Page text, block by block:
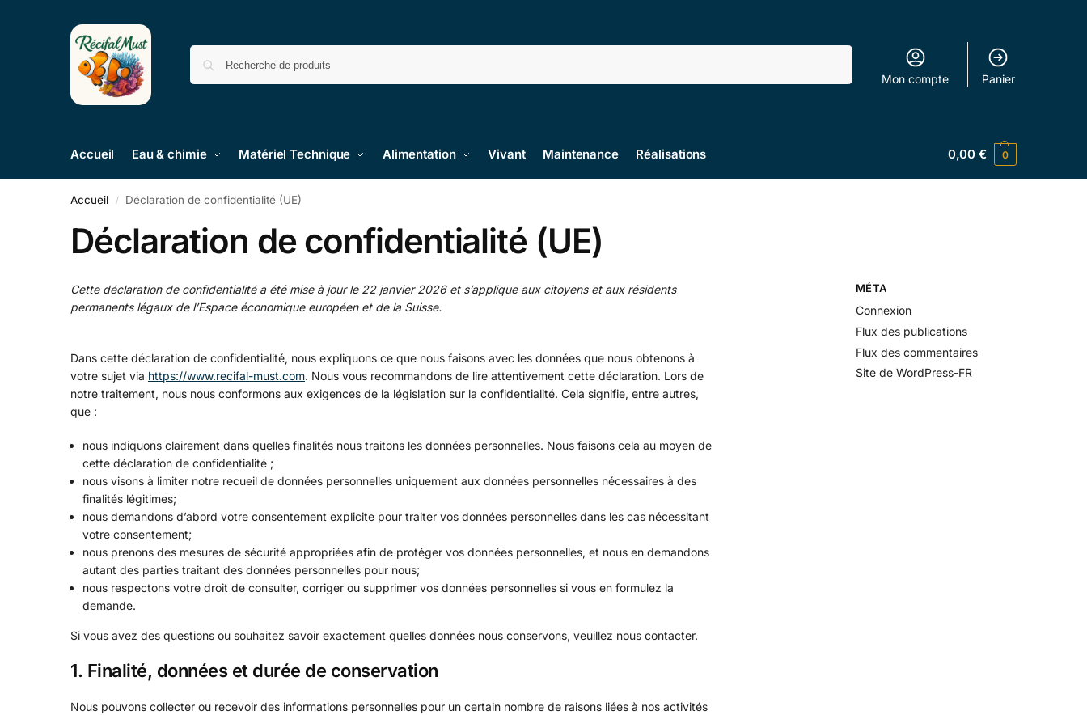
Mon compte Panier
Accueil Eau & chimie Matériel Technique Alimentation Vivant Maintenance Réalisations 0,00€ 0
Accueil / Déclaration de confidentialité (UE)
Déclaration de confidentialité (UE)
Cette déclaration de confidentialité a été mise à jour le 22 janvier 2026 et s’applique aux citoyens et aux résidents
permanents légaux de l’Espace économique européen et de la Suisse.
Dans cette déclaration de confidentialité, nous expliquons ce que nous faisons avec les données que nous obtenons à
votre sujet via https://www.recifal-must.com. Nous vous recommandons de lire attentivement cette déclaration. Lors de
notre traitement, nous nous conformons aux exigences de la législation sur la confidentialité. Cela signifie, entre autres,
que :
nous indiquons clairement dans quelles finalités nous traitons les données personnelles. Nous faisons cela au moyen de
cette déclaration de confidentialité ;
nous visons à limiter notre recueil de données personnelles uniquement aux données personnelles nécessaires à des
finalités légitimes;
nous demandons d’abord votre consentement explicite pour traiter vos données personnelles dans les cas nécessitant
votre consentement;
nous prenons des mesures de sécurité appropriées afin de protéger vos données personnelles, et nous en demandons
autant des parties traitant des données personnelles pour nous;
nous respectons votre droit de consulter, corriger ou supprimer vos données personnelles si vous en formulez la
demande.
Si vous avez des questions ou souhaitez savoir exactement quelles données nous conservons, veuillez nous contacter.
1. Finalité, données et durée de conservation
Nous pouvons collecter ou recevoir des informations personnelles pour un certain nombre de raisons liées à nos activités
MÉTA
Connexion
Flux des publications
Flux des commentaires
Site de WordPress-FR